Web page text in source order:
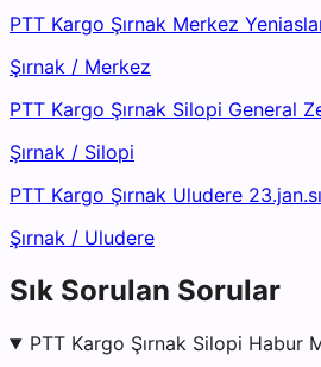
PTT Kargo Şırnak Merkez
Şırnak / Merkez
PTT Kargo Şırnak Silopi General
Şırnak / Silopi
PTT Kargo Şırnak Uludere
Şırnak / Uludere
Sık Sorulan Sorular
PTT Kargo Şırnak Silopi Habur